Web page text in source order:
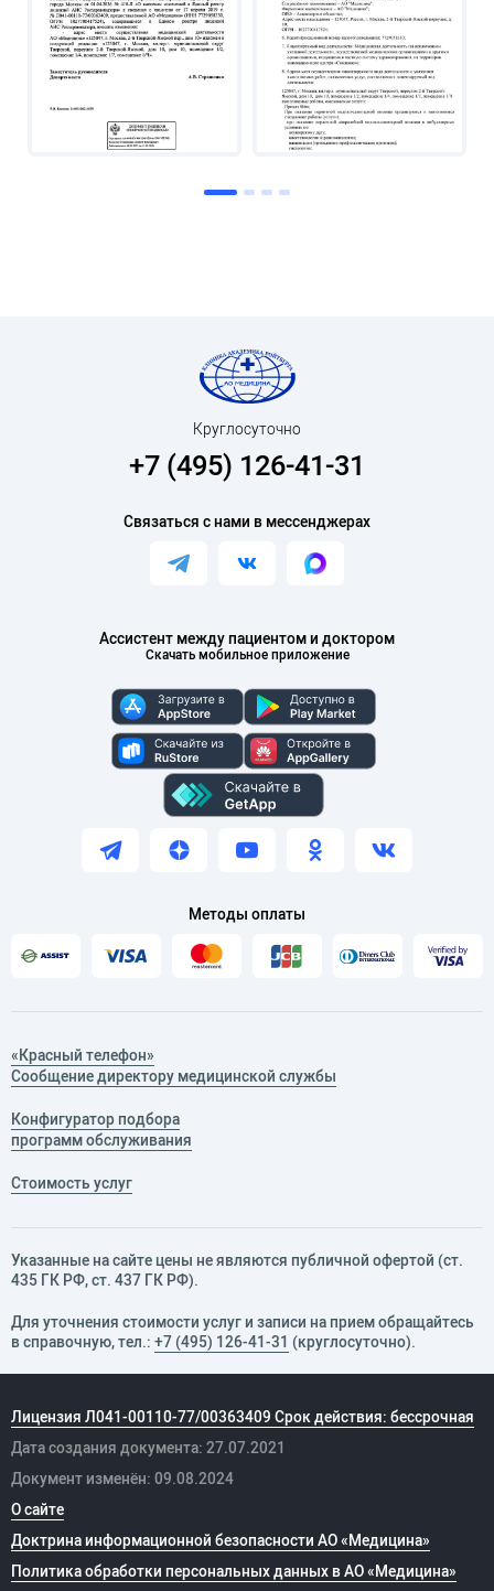
Ассистент между пациентом и доктором
Скачать мобильное приложение
Круглосуточно
+7 (495) 126-41-31
Связаться с нами в мессенджерах
Методы оплаты
«Красный телефон»
Сообщение директору медицинской службы
Конфигуратор подбора
программ обслуживания
Стоимость услуг
Указанные на сайте цены не являются публичной офертой (ст.
435 ГК РФ, cт. 437 ГК РФ).
Для уточнения стоимости услуг и записи на прием обращайтесь
в справочную, тел.: +7 (495) 126-41-31 (круглосуточно).
Лицензия Л041-00110-77/00363409 Срок действия: бессрочная
Дата создания документа: 27.07.2021
Документ изменён: 09.08.2024
О сайте
Доктрина информационной безопасности АО «Медицина»
Политика обработки персональных данных в АО «Медицина»